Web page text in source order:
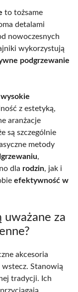
to tożsame
detalami
nowoczesnych
wykorzystują
podgrzewanie
z estetyką,
aranżacje
są szczególnie
metody
,
dla rodzin, jak i
efektywność w
uważane za
akcesoria
Stanowią
tradycji. Ich